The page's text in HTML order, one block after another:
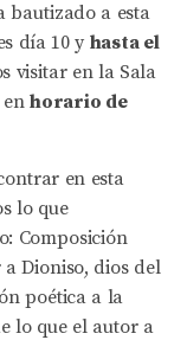
bautizado a esta
día 10 y hasta el
visitar en la Sala
horario de
en esta
lo que
Composición
Dioniso, dios del
poética a la
lo que el autor a